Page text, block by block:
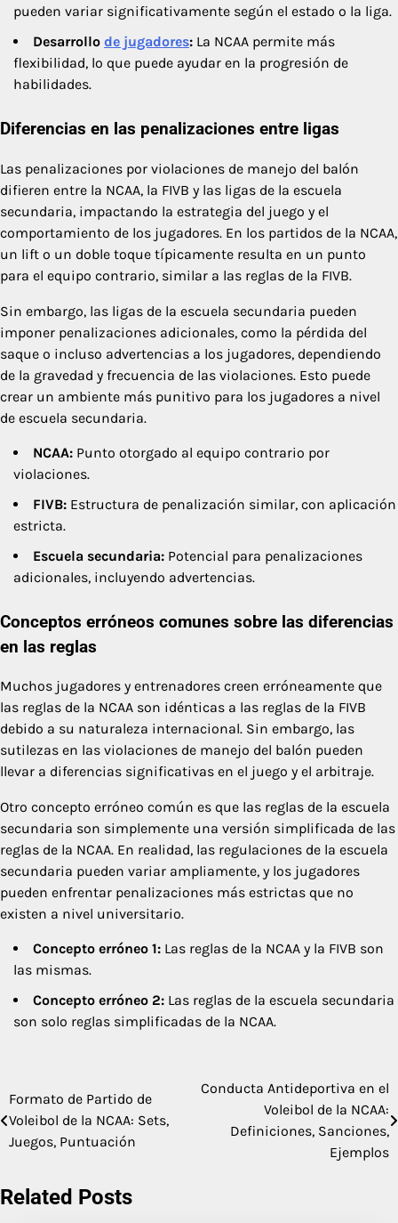
pueden variar significativamente según el estado o la liga.
Desarrollo de jugadores: La NCAA permite más
flexibilidad, lo que puede ayudar en la progresión de
habilidades.
Diferencias en las penalizaciones entre ligas
Las penalizaciones por violaciones de manejo del balón
difieren entre la NCAA, la FIVB y las ligas de la escuela
secundaria, impactando la estrategia del juego y el
comportamiento de los jugadores. En los partidos de la NCAA,
un lift o un doble toque típicamente resulta en un punto
para el equipo contrario, similar a las reglas de la FIVB.
Sin embargo, las ligas de la escuela secundaria pueden
imponer penalizaciones adicionales, como la pérdida del
saque o incluso advertencias a los jugadores, dependiendo
de la gravedad y frecuencia de las violaciones. Esto puede
crear un ambiente más punitivo para los jugadores a nivel
de escuela secundaria.
NCAA: Punto otorgado al equipo contrario por
violaciones.
FIVB: Estructura de penalización similar, con aplicación
estricta.
Escuela secundaria: Potencial para penalizaciones
adicionales, incluyendo advertencias.
Conceptos erróneos comunes sobre las diferencias
en las reglas
Muchos jugadores y entrenadores creen erróneamente que
las reglas de la NCAA son idénticas a las reglas de la FIVB
debido a su naturaleza internacional. Sin embargo, las
sutilezas en las violaciones de manejo del balón pueden
llevar a diferencias significativas en el juego y el arbitraje.
Otro concepto erróneo común es que las reglas de la escuela
secundaria son simplemente una versión simplificada de las
reglas de la NCAA. En realidad, las regulaciones de la escuela
secundaria pueden variar ampliamente, y los jugadores
pueden enfrentar penalizaciones más estrictas que no
existen a nivel universitario.
Concepto erróneo 1: Las reglas de la NCAA y la FIVB son
las mismas.
Concepto erróneo 2: Las reglas de la escuela secundaria
son solo reglas simplificadas de la NCAA.
Post
navigation
Formato de Partido de
Voleibol de la NCAA: Sets,
Juegos, Puntuación
Conducta Antideportiva en el
Voleibol de la NCAA:
Definiciones, Sanciones,
Ejemplos
Related Posts